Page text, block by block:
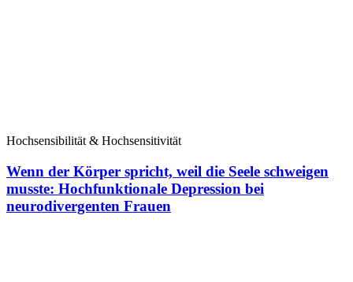
Hochsensibilität & Hochsensitivität
Wenn der Körper spricht, weil die Seele schweigen
musste: Hochfunktionale Depression bei
neurodivergenten Frauen